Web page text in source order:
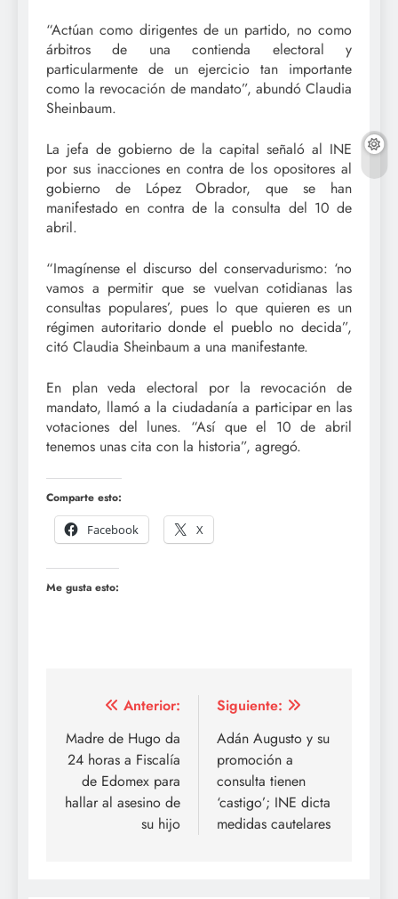
“Actúan como dirigentes de un partido, no como
árbitros de una contienda electoral y
particularmente de un ejercicio tan importante
como la revocación de mandato”, abundó Claudia
Sheinbaum.
La jefa de gobierno de la capital señaló al INE
por sus inacciones en contra de los opositores al
gobierno de López Obrador, que se han
manifestado en contra de la consulta del 10 de
abril.
“Imagínense el discurso del conservadurismo: ‘no
vamos a permitir que se vuelvan cotidianas las
consultas populares’, pues lo que quieren es un
régimen autoritario donde el pueblo no decida”,
citó Claudia Sheinbaum a una manifestante.
En plan veda electoral por la revocación de
mandato, llamó a la ciudadanía a participar en las
votaciones del lunes. “Así que el 10 de abril
tenemos unas cita con la historia”, agregó.
Comparte esto:
Facebook
X
Me gusta esto:
Navegación
de
entradas
Anterior:
Madre de Hugo da
24 horas a Fiscalía
de Edomex para
hallar al asesino de
su hijo
Siguiente:
Adán Augusto y su
promoción a
consulta tienen
‘castigo’; INE dicta
medidas cautelares